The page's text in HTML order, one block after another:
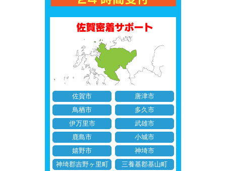
佐賀市
唐津市
鳥栖市
多久市
伊万里市
武雄市
鹿島市
小城市
嬉野市
神埼市
神埼郡吉野ヶ里町
三養基郡基山町